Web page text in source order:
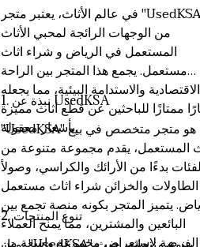
في عالم الأثاث، يعتبر متجر "UsedKSA"
من الوجهات الرائجة لمحبي الأثاث
المستعمل في الرياض وشراء اثاث
مستعمل. يجمع هذا المتجر بين الراحة
الاقتصادية والاستدامة البيئية، مما يجعله
ممتازًا للباحثين عن قطع أثاث مميزة
بأسعار معقولة.
1. نبذة عن UsedKSA
"UsedKSA" هو متجر متخصص في بيع
المستعمل، يقدم مجموعة متنوعة من
بدءًا من الأرائك والكراسي، وصولاً
الطاولات والخزائن شراء اثاث مستعمل
. يتميز المتجر بكونه منصة تجمع بين
البائعين والمشترين، مما يمنح العملاء
2. تنوع المنتجات